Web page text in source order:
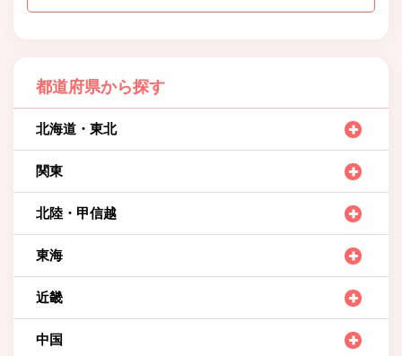
都道府県から探す
北海道・東北
関東
北陸・甲信越
東海
近畿
中国